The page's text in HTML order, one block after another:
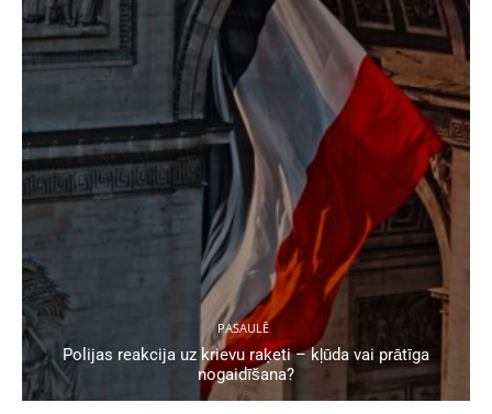
PASAULĒ
Polijas reakcija uz krievu raķeti – kļūda vai prātīga
nogaidīšana?